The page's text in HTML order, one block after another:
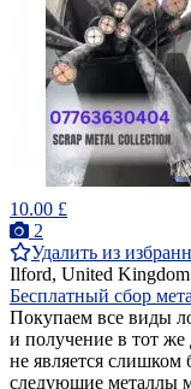
10.00 £
2
Удалить из
Ilford, United Kingdom
Бесплатный сбор
Покупаем все виды
и получение в тот же
не является
следующие металлы